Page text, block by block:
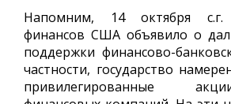
Напомним, 14 октября с.г.
финансов США объявило о
поддержки финансово-
частности, государство
привилегированные